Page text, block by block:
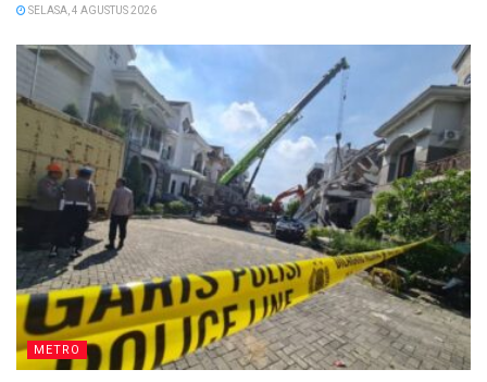
SELASA, 4 AGUSTUS 2026
METRO